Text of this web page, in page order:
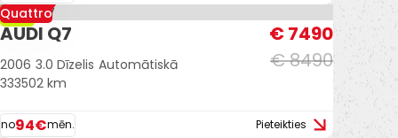
-12%
Quattro
AUDI Q7
€ 8490
€ 7490
2006 3.0 Dīzelis Automātiskā
333502 km
no94€mēn. Pieteikties